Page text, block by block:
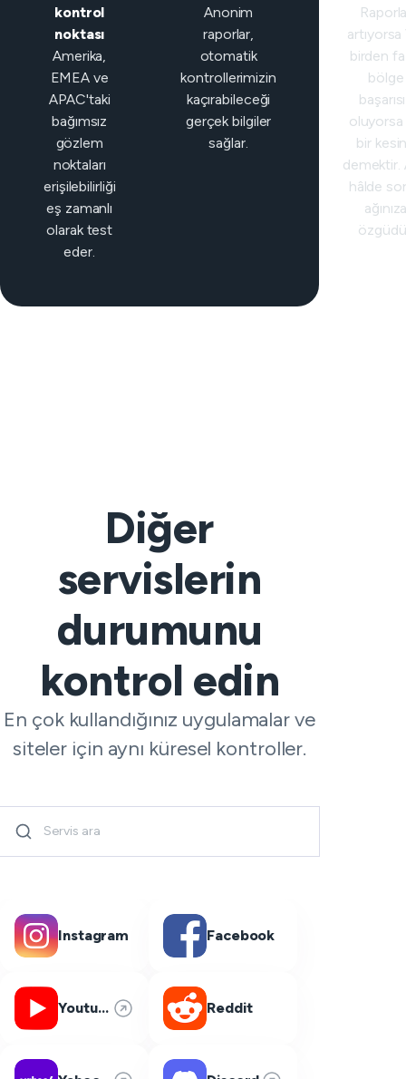
kontrol
noktası
Amerika,
EMEA ve
APAC'taki
bağımsız
gözlem
noktaları
erişilebilirliği
eş zamanlı
olarak test
eder.
Anonim
raporlar,
otomatik
kontrollerimizin
kaçırabileceği
gerçek bilgiler
sağlar.
birden
bölge
bir
demektir.
hâlde
Diğer
servislerin
durumunu
kontrol edin
En çok kullandığınız uygulamalar ve
siteler için aynı küresel kontroller.
Instagram Facebook
Youtube Reddit